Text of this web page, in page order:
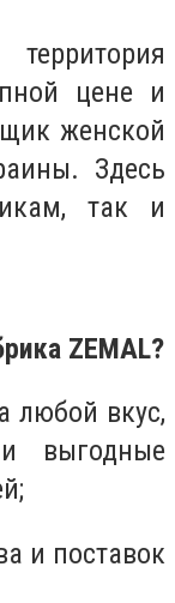
цене и
женской
Здесь
так и
ZEMAL?
любой вкус,
выгодные
и поставок